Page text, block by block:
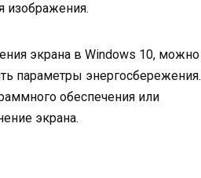
изображения.
экрана в Windows 10, можно
параметры энергосбережения.
обеспечения или
экрана.